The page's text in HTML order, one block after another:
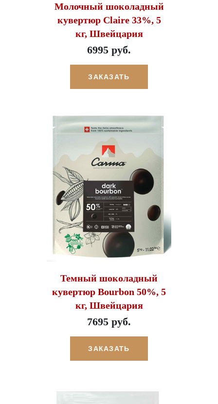
Молочный шоколадный
кувертюр Claire 33%, 5
кг, Швейцария
6995 руб.
ЗАКАЗАТЬ
Темный шоколадный
кувертюр Bourbon 50%, 5
кг, Швейцария
7695 руб.
ЗАКАЗАТЬ